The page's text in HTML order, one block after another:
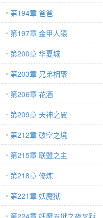
第194章 爸爸
第197章 金甲人猿
第200章 华夏城
第203章 兄弟相聚
第206章 花酒
第209章 天神之翼
第212章 破空之境
第215章 联盟之主
第218章 修炼
第221章 妖魔狱
第224章 妖魔五狱之夜叉狱